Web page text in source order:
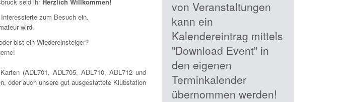
zum Besuch ein.
wird.
bist ein Wiedereinsteiger?
(ADL701, ADL705, ADL710, ADL712 und
oder auch unsere gut ausgestattete Klubstation
von Veranstaltungen
kann ein
Kalendereintrag mittels
"Download Event" in
den eigenen
Terminkalender
übernommen werden!